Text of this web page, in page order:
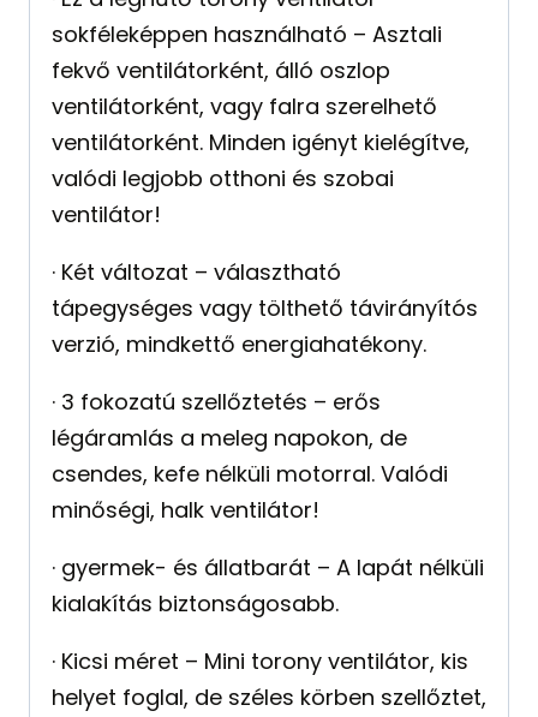
sokféleképpen használható – Asztali
fekvő ventilátorként, álló oszlop
ventilátorként, vagy falra szerelhető
ventilátorként. Minden igényt kielégítve,
valódi legjobb otthoni és szobai
ventilátor!
· Két változat – választható
tápegységes vagy tölthető távirányítós
verzió, mindkettő energiahatékony.
· 3 fokozatú szellőztetés – erős
légáramlás a meleg napokon, de
csendes, kefe nélküli motorral. Valódi
minőségi, halk ventilátor!
· gyermek- és állatbarát – A lapát nélküli
kialakítás biztonságosabb.
· Kicsi méret – Mini torony ventilátor, kis
helyet foglal, de széles körben szellőztet,